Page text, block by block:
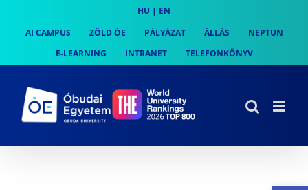
content
HU | EN
AI CAMPUS
ZÖLD ÓE PÁLYÁZAT ÁLLÁS
NEPTUN
E-LEARNING
INTRANET TELEFONKÖNYV